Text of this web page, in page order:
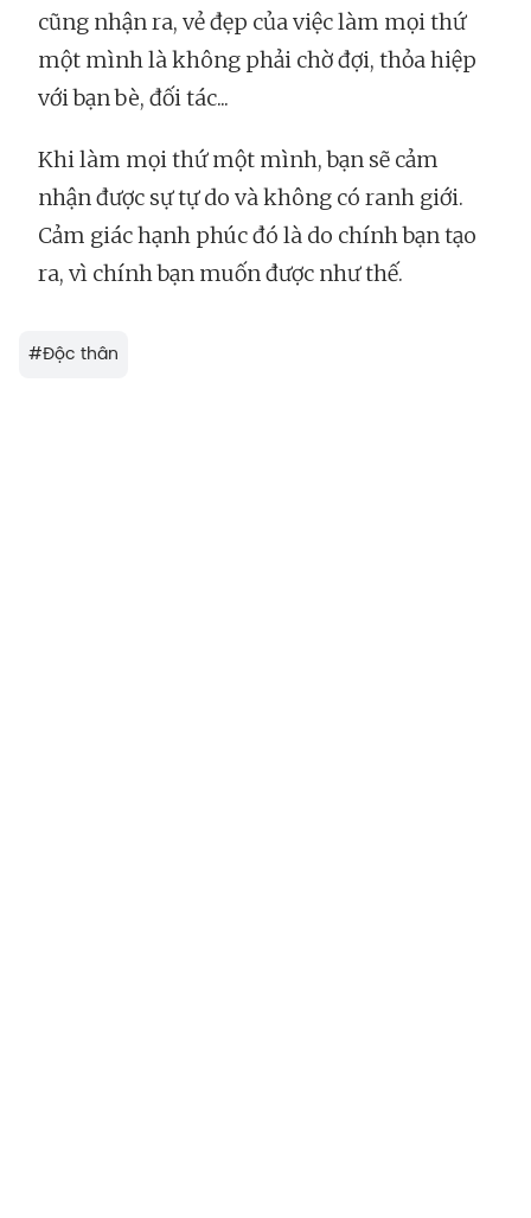
cũng nhận ra, vẻ đẹp của việc làm mọi thứ
một mình là không phải chờ đợi, thỏa hiệp
với bạn bè, đối tác...
Khi làm mọi thứ một mình, bạn sẽ cảm
nhận được sự tự do và không có ranh giới.
Cảm giác hạnh phúc đó là do chính bạn tạo
ra, vì chính bạn muốn được như thế.
#Độc thân